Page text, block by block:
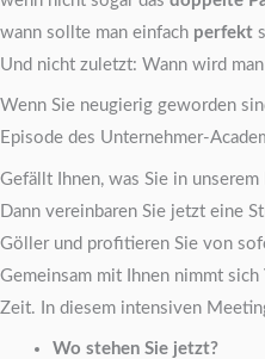
wann sollte man einfach perfekt
Und nicht zuletzt: Wann wird
Wenn Sie neugierig geworden
Episode des Unternehmer-
Gefällt Ihnen, was Sie in unserem
Dann vereinbaren Sie jetzt eine
Göller und profitieren Sie von
Gemeinsam mit Ihnen nimmt sich
Zeit. In diesem intensiven
Wo stehen Sie jetzt?